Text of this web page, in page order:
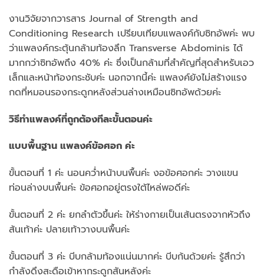
งานวิจัยจากวารสาร Journal of Strength and
Conditioning Research เปรียบเทียบแพลงค์กับซิทอัพค่ะ พบ
ว่าแพลงค์กระตุ้นกล้ามท้องลึก Transverse Abdominis ได้
มากกว่าซิทอัพถึง 40% ค่ะ ซึ่งเป็นกล้ามที่สำคัญที่สุดสำหรับเอว
เล็กและหน้าท้องกระชับค่ะ นอกจากนี้ค่ะ แพลงค์ยังไม่สร้างแรง
กดที่หมอนรองกระดูกหลังส่วนล่างเหมือนซิทอัพด้วยค่ะ
วิธีทำแพลงค์ที่ถูกต้องทีละขั้นตอนค่ะ
แบบพื้นฐาน แพลงค์ข้อศอก ค่ะ
ขั้นตอนที่ 1 ค่ะ นอนคว่ำหน้าบนพื้นค่ะ งอข้อศอกค่ะ วางแขน
ท่อนล่างบนพื้นค่ะ ข้อศอกอยู่ตรงใต้ไหล่พอดีค่ะ
ขั้นตอนที่ 2 ค่ะ ยกลำตัวขึ้นค่ะ ให้ร่างกายเป็นเส้นตรงจากหัวถึง
ส้นเท้าค่ะ ปลายเท้าวางบนพื้นค่ะ
ขั้นตอนที่ 3 ค่ะ บีบกล้ามท้องแน่นมากค่ะ บีบก้นด้วยค่ะ รู้สึกว่า
กำลังดึงสะดือเข้าหากระดูกสันหลังค่ะ